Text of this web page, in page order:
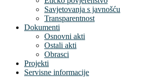
Savjetovanja s javnošću
Transparentnost
Dokumenti
Osnovni akti
Ostali akti
Obrasci
Projekti
Servisne informacije